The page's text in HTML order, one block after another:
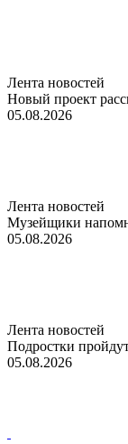
Лента новостей
Новый проект
05.08.2026
Лента новостей
Музейщики
05.08.2026
Лента новостей
Подростки
05.08.2026